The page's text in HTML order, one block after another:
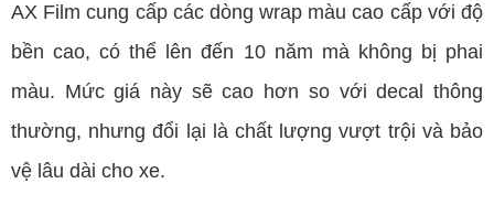
AX Film cung cấp các dòng wrap màu cao cấp với độ
bền cao, có thể lên đến 10 năm mà không bị phai
màu. Mức giá này sẽ cao hơn so với decal thông
thường, nhưng đổi lại là chất lượng vượt trội và bảo
vệ lâu dài cho xe.